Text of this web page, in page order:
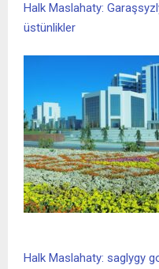
Halk Maslahaty:
üstünlikler
Halk Maslahaty: saglygy